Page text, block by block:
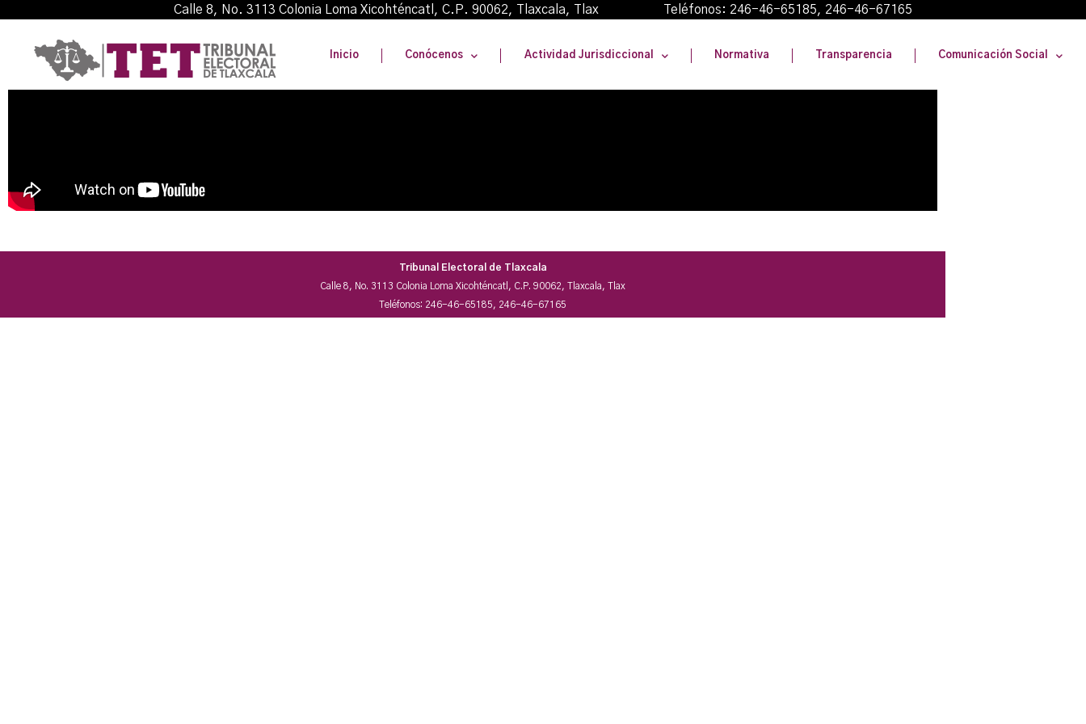
Calle 8, No. 3113 Colonia Loma Xicohténcatl, C.P. 90062, Tlaxcala, Tlax Teléfonos: 246-46-65185, 246-46-67165
Inicio Conócenos Actividad Jurisdiccional Normativa Transparencia Comunicación Social
Tribunal Electoral de Tlaxcala
Calle 8, No. 3113 Colonia Loma Xicohténcatl, C.P. 90062, Tlaxcala, Tlax
Teléfonos: 246-46-65185, 246-46-67165